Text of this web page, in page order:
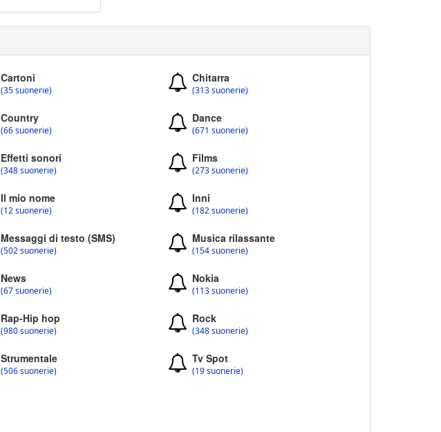
Cartoni
(35 suonerie)
Chitarra
(313 suonerie)
Country
(66 suonerie)
Dance
(671 suonerie)
Effetti sonori
(348 suonerie)
Films
(273 suonerie)
Il mio nome
(12 suonerie)
Inni
(182 suonerie)
Messaggi di testo (SMS)
(502 suonerie)
Musica rilassante
(154 suonerie)
News
(67 suonerie)
Nokia
(113 suonerie)
Rap-Hip hop
(980 suonerie)
Rock
(348 suonerie)
Strumentale
(506 suonerie)
Tv Spot
(19 suonerie)